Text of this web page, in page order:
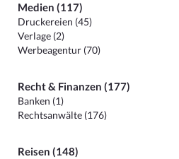
Medien (117)
Druckereien (45)
Verlage (2)
Werbeagentur (70)
Recht & Finanzen (177)
Banken (1)
Rechtsanwälte (176)
Reisen (148)